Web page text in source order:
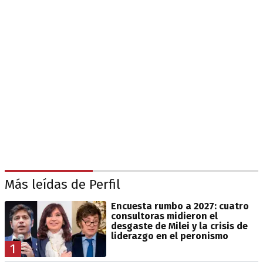
Más leídas de Perfil
1
Encuesta rumbo a 2027: cuatro
consultoras midieron el
desgaste de Milei y la crisis de
liderazgo en el peronismo